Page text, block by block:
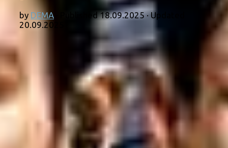
by DEMA · Published18.09.2025· Updated
20.09.2025